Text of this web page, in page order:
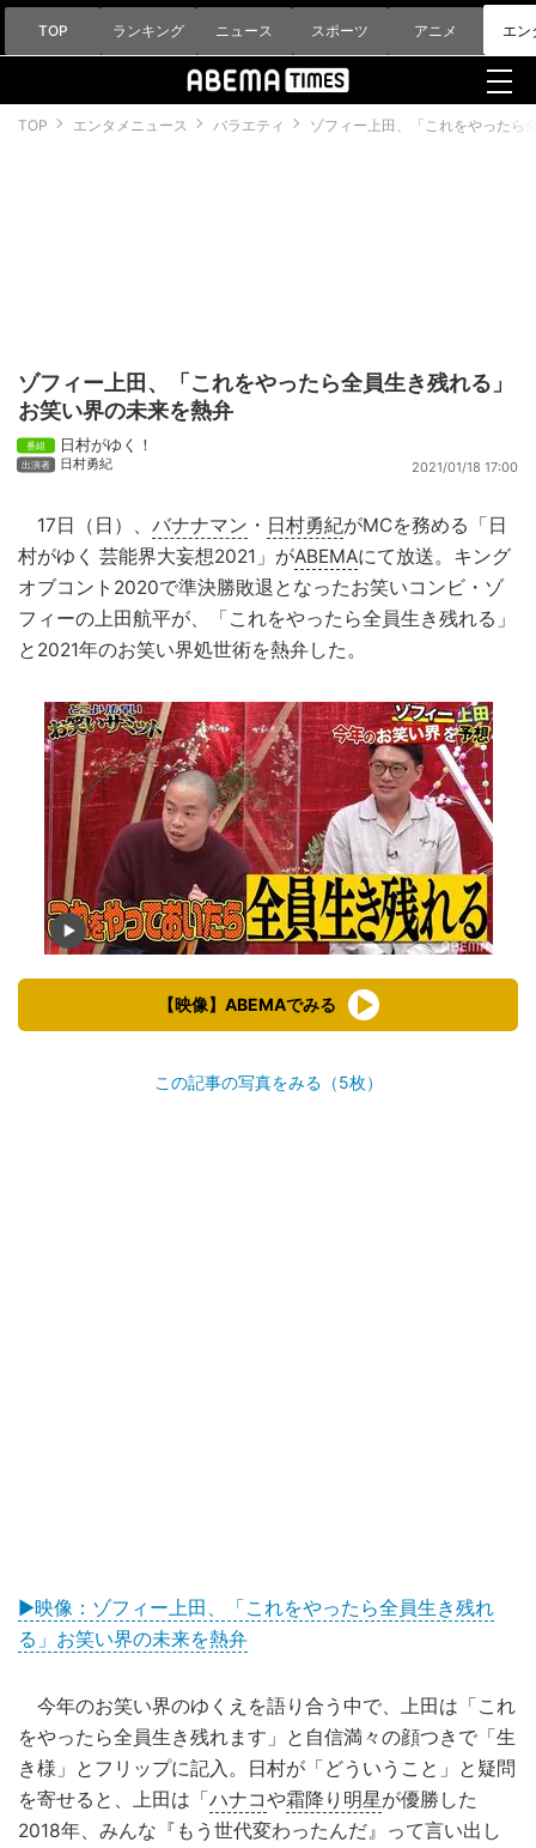
TOP ランキング ニュース スポーツ アニメ エン
TOP エンタメニュース バラエティ ゾフィー上田、「これをやったら
ゾフィー上田、「これをやったら全員生き残れる」
お笑い界の未来を熱弁
日村がゆく！
日村勇紀 2021/01/18 17:00
17日（日）、 バナナマン ・ 日村勇紀がMCを務める「日
村がゆく 芸能界大妄想2021」がABEMAにて放送。キング
オブコント2020で準決勝敗退となったお笑いコンビ・ゾ
フィーの上田航平が、「これをやったら全員生き残れる」
と2021年のお笑い界処世術を熱弁した。
【映像】ABEMAでみる
この記事の写真をみる（5枚）
▶映像：ゾフィー上田、「これをやったら全員生き残れ
る」お笑い界の未来を熱弁
今年のお笑い界のゆくえを語り合う中で、上田は「これ
をやったら全員生き残れます」と自信満々の顔つきで「生
き様」とフリップに記入。日村が「どういうこと」と疑問
を寄せると、上田は「ハナコや霜降り明星が優勝した
2018年、みんな『もう世代変わったんだ』って言い出し